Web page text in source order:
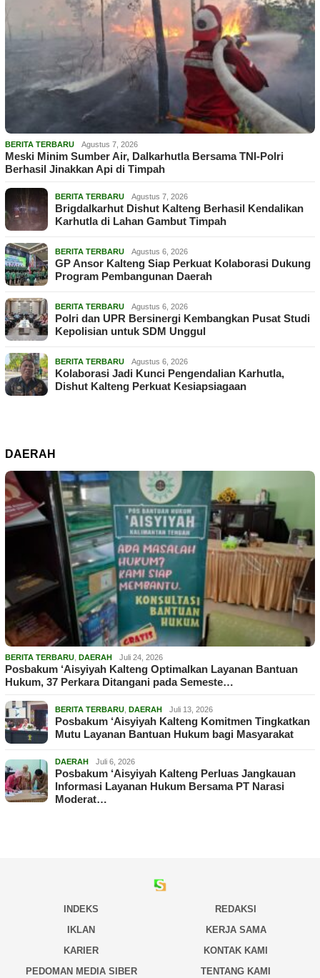
BERITA TERBARU Agustus 7, 2026
Meski Minim Sumber Air, Dalkarhutla Bersama TNI-Polri
Berhasil Jinakkan Api di Timpah
BERITA TERBARU Agustus 7, 2026
Brigdalkarhut Dishut Kalteng Berhasil Kendalikan
Karhutla di Lahan Gambut Timpah
BERITA TERBARU Agustus 6, 2026
GP Ansor Kalteng Siap Perkuat Kolaborasi Dukung
Program Pembangunan Daerah
BERITA TERBARU Agustus 6, 2026
Polri dan UPR Bersinergi Kembangkan Pusat Studi
Kepolisian untuk SDM Unggul
BERITA TERBARU Agustus 6, 2026
Kolaborasi Jadi Kunci Pengendalian Karhutla,
Dishut Kalteng Perkuat Kesiapsiagaan
DAERAH
BERITA TERBARU DAERAH Juli 24, 2026
Posbakum ‘Aisyiyah Kalteng Optimalkan Layanan Bantuan
Hukum, 37 Perkara Ditangani pada Semeste…
BERITA TERBARU DAERAH Juli 13, 2026
Posbakum ‘Aisyiyah Kalteng Komitmen Tingkatkan
Mutu Layanan Bantuan Hukum bagi Masyarakat
DAERAH Juli 6, 2026
Posbakum ‘Aisyiyah Kalteng Perluas Jangkauan
Informasi Layanan Hukum Bersama PT Narasi
Moderat…
INDEKS
REDAKSI
IKLAN
KERJA SAMA
KARIER
KONTAK KAMI
PEDOMAN MEDIA SIBER
TENTANG KAMI